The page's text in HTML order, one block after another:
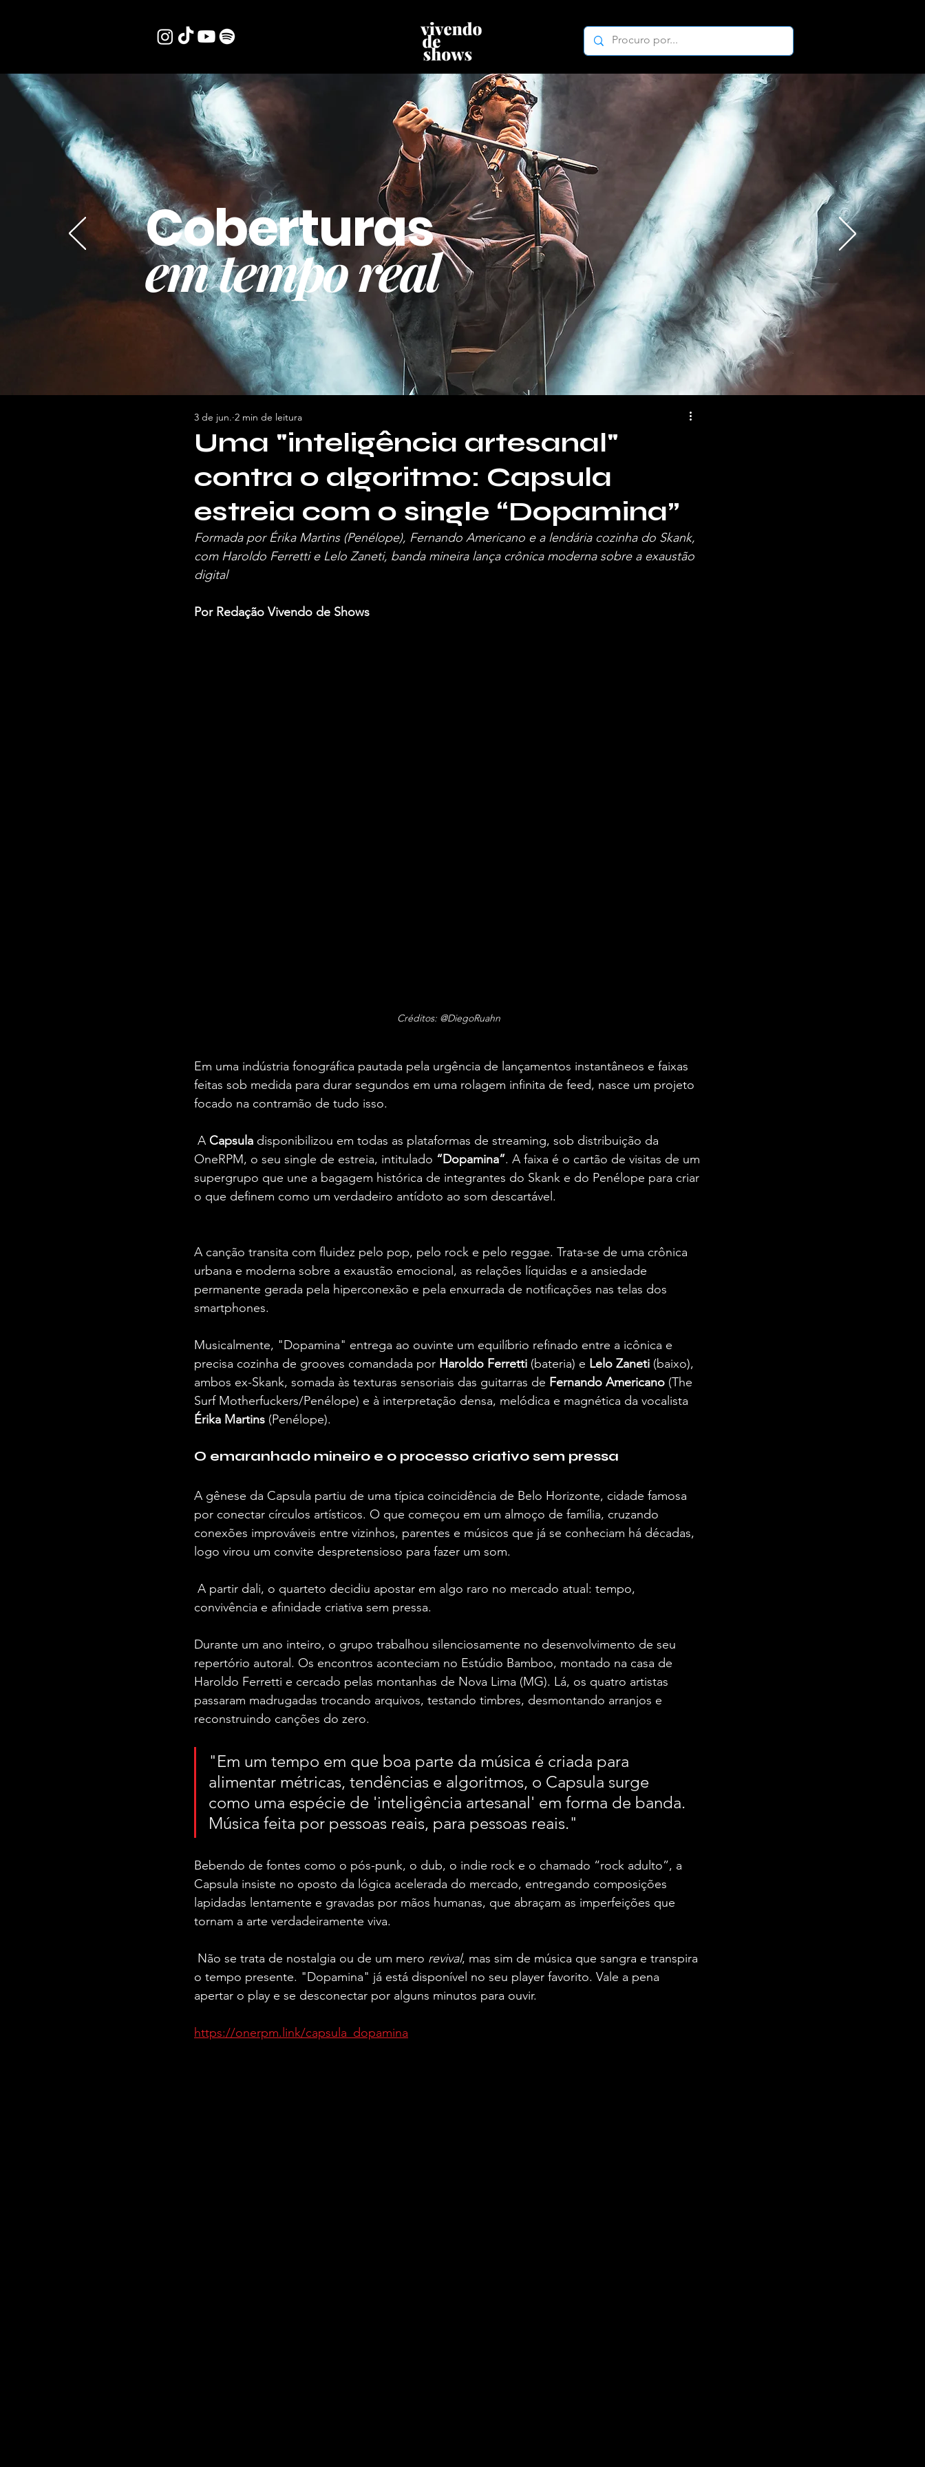
Coberturas
em tempo real
Uma "inteligência artesanal"
contra o algoritmo: Capsula
estreia com o single “Dopamina”
3 de jun. 2 min de leitura
Formada por Érika Martins (Penélope), Fernando Americano e a lendária cozinha do Skank,
com Haroldo Ferretti e Lelo Zaneti, banda mineira lança crônica moderna sobre a exaustão
digital
Por Redação Vivendo de Shows
Créditos: @DiegoRuahn
Em uma indústria fonográfica pautada pela urgência de lançamentos instantâneos e faixas
feitas sob medida para durar segundos em uma rolagem infinita de feed, nasce um projeto
focado na contramão de tudo isso.
A Capsula disponibilizou em todas as plataformas de streaming, sob distribuição da
OneRPM, o seu single de estreia, intitulado “Dopamina”. A faixa é o cartão de visitas de um
supergrupo que une a bagagem histórica de integrantes do Skank e do Penélope para criar
o que definem como um verdadeiro antídoto ao som descartável.
A canção transita com fluidez pelo pop, pelo rock e pelo reggae. Trata-se de uma crônica
urbana e moderna sobre a exaustão emocional, as relações líquidas e a ansiedade
permanente gerada pela hiperconexão e pela enxurrada de notificações nas telas dos
smartphones.
Musicalmente, "Dopamina" entrega ao ouvinte um equilíbrio refinado entre a icônica e
precisa cozinha de grooves comandada por Haroldo Ferretti (bateria) e Lelo Zaneti (baixo),
ambos ex-Skank, somada às texturas sensoriais das guitarras de Fernando Americano (The
Surf Motherfuckers/Penélope) e à interpretação densa, melódica e magnética da vocalista
Érika Martins (Penélope).
O emaranhado mineiro e o processo criativo sem pressa
A gênese da Capsula partiu de uma típica coincidência de Belo Horizonte, cidade famosa
por conectar círculos artísticos. O que começou em um almoço de família, cruzando
conexões improváveis entre vizinhos, parentes e músicos que já se conheciam há décadas,
logo virou um convite despretensioso para fazer um som.
convivência e afinidade criativa sem pressa.
Durante um ano inteiro, o grupo trabalhou silenciosamente no desenvolvimento de seu
repertório autoral. Os encontros aconteciam no Estúdio Bamboo, montado na casa de
Haroldo Ferretti e cercado pelas montanhas de Nova Lima (MG). Lá, os quatro artistas
passaram madrugadas trocando arquivos, testando timbres, desmontando arranjos e
reconstruindo canções do zero.
"Em um tempo em que boa parte da música é criada para
alimentar métricas, tendências e algoritmos, o Capsula surge
como uma espécie de 'inteligência artesanal' em forma de banda.
Música feita por pessoas reais, para pessoas reais."
Bebendo de fontes como o pós-punk, o dub, o indie rock e o chamado “rock adulto”, a
Capsula insiste no oposto da lógica acelerada do mercado, entregando composições
lapidadas lentamente e gravadas por mãos humanas, que abraçam as imperfeições que
tornam a arte verdadeiramente viva.
Não se trata de nostalgia ou de um mero revival, mas sim de música que sangra e transpira
o tempo presente. "Dopamina" já está disponível no seu player favorito. Vale a pena
apertar o play e se desconectar por alguns minutos para ouvir.
https://onerpm.link/capsula_dopamina